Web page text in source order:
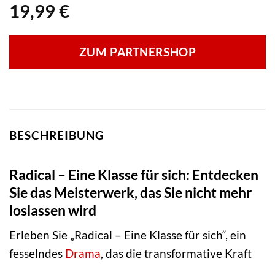
19,99 €
ZUM PARTNERSHOP
BESCHREIBUNG
Radical – Eine Klasse für sich: Entdecken
Sie das Meisterwerk, das Sie nicht mehr
loslassen wird
Erleben Sie „Radical – Eine Klasse für sich“, ein
fesselndes Drama, das die transformative Kraft